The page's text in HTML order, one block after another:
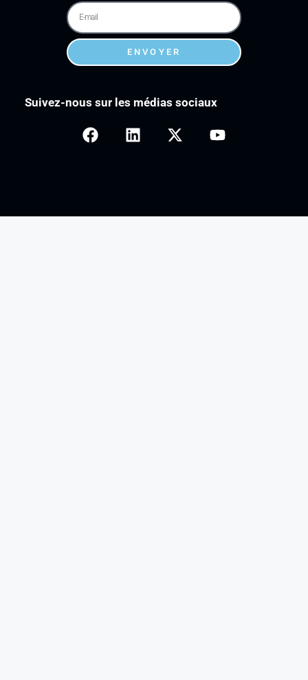
ENVOYER
Suivez-nous sur les médias sociaux